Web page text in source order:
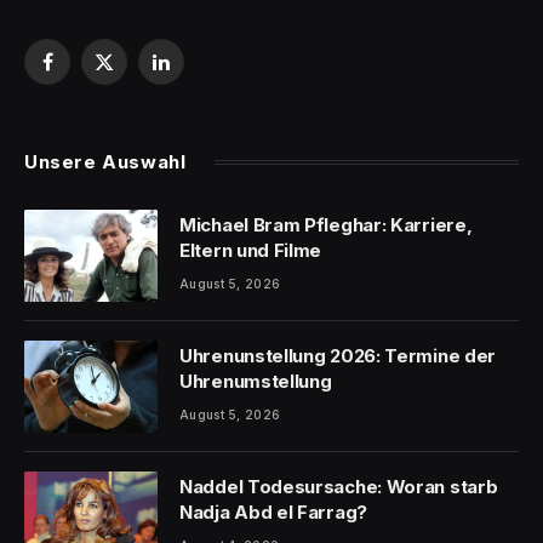
Facebook
X
LinkedIn
Unsere Auswahl
Michael Bram Pfleghar: Karriere,
Eltern und Filme
August 5, 2026
Uhrenunstellung 2026: Termine der
Uhrenumstellung
August 5, 2026
Naddel Todesursache: Woran starb
Nadja Abd el Farrag?